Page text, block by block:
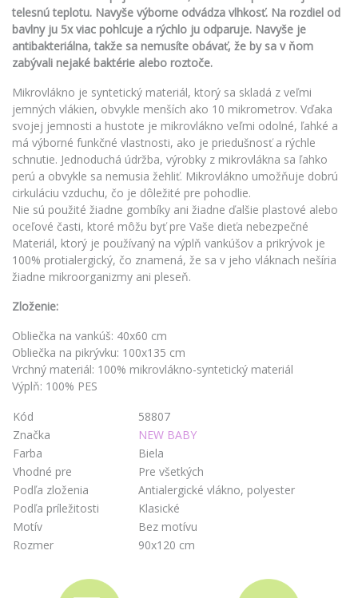
telesnú teplotu. Navyše výborne odvádza vlhkosť. Na rozdiel od
bavlny ju 5x viac pohlcuje a rýchlo ju odparuje. Navyše je
antibakteriálna, takže sa nemusíte obávať, že by sa v ňom
zabývali nejaké baktérie alebo roztoče.
Mikrovlákno je syntetický materiál, ktorý sa skladá z veľmi
jemných vlákien, obvykle menších ako 10 mikrometrov. Vďaka
svojej jemnosti a hustote je mikrovlákno veľmi odolné, ľahké a
má výborné funkčné vlastnosti, ako je priedušnosť a rýchle
schnutie. Jednoduchá údržba, výrobky z mikrovlákna sa ľahko
perú a obvykle sa nemusia žehliť. Mikrovlákno umožňuje dobrú
cirkuláciu vzduchu, čo je dôležité pre pohodlie.
Nie sú použité žiadne gombíky ani žiadne ďalšie plastové alebo
oceľové časti, ktoré môžu byť pre Vaše dieťa nebezpečné
Materiál, ktorý je používaný na výplň vankúšov a prikrývok je
100% protialergický, čo znamená, že sa v jeho vláknach nešíria
žiadne mikroorganizmy ani pleseň.
Zloženie:
Obliečka na vankúš: 40x60 cm
Obliečka na pikrývku: 100x135 cm
Vrchný materiál: 100% mikrovlákno-syntetický materiál
Výplň: 100% PES
Kód
58807
Značka
NEW BABY
Farba
Biela
Vhodné pre
Pre všetkých
Podľa zloženia
Antialergické vlákno, polyester
Podľa príležitosti
Klasické
Motív
Bez motívu
Rozmer
90x120 cm